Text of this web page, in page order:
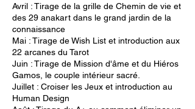
Avril : Tirage de la grille de Chemin de vie et
des 29 anakart dans le grand jardin de la
connaissance
Mai : Tirage de Wish List et introduction aux
22 arcanes du Tarot
Juin : Tirage de Mission d'âme et du Hiéros
Gamos, le couple intérieur sacré.
Juillet : Croiser les Jeux et introduction au
Human Design